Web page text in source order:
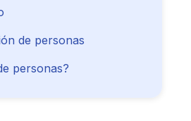
de personas
personas?